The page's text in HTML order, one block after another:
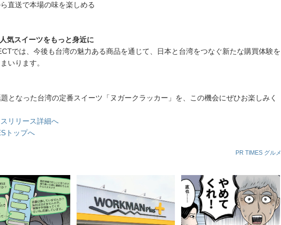
ら直送で本場の味を楽しめる
気スイーツをもっと身近に
では、今後も台湾の魅力ある商品を通じて、日本と台湾をつなぐ新たな購買体験を
いります。
となった台湾の定番スイーツ「ヌガークラッカー」を、この機会にぜひお楽しみく
リリース詳細へ
トップへ
PR TIMES グルメ